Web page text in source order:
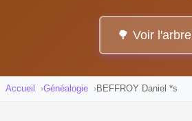
🌳 Voir l'arbre
Accueil Généalogie BEFFROY Daniel *s